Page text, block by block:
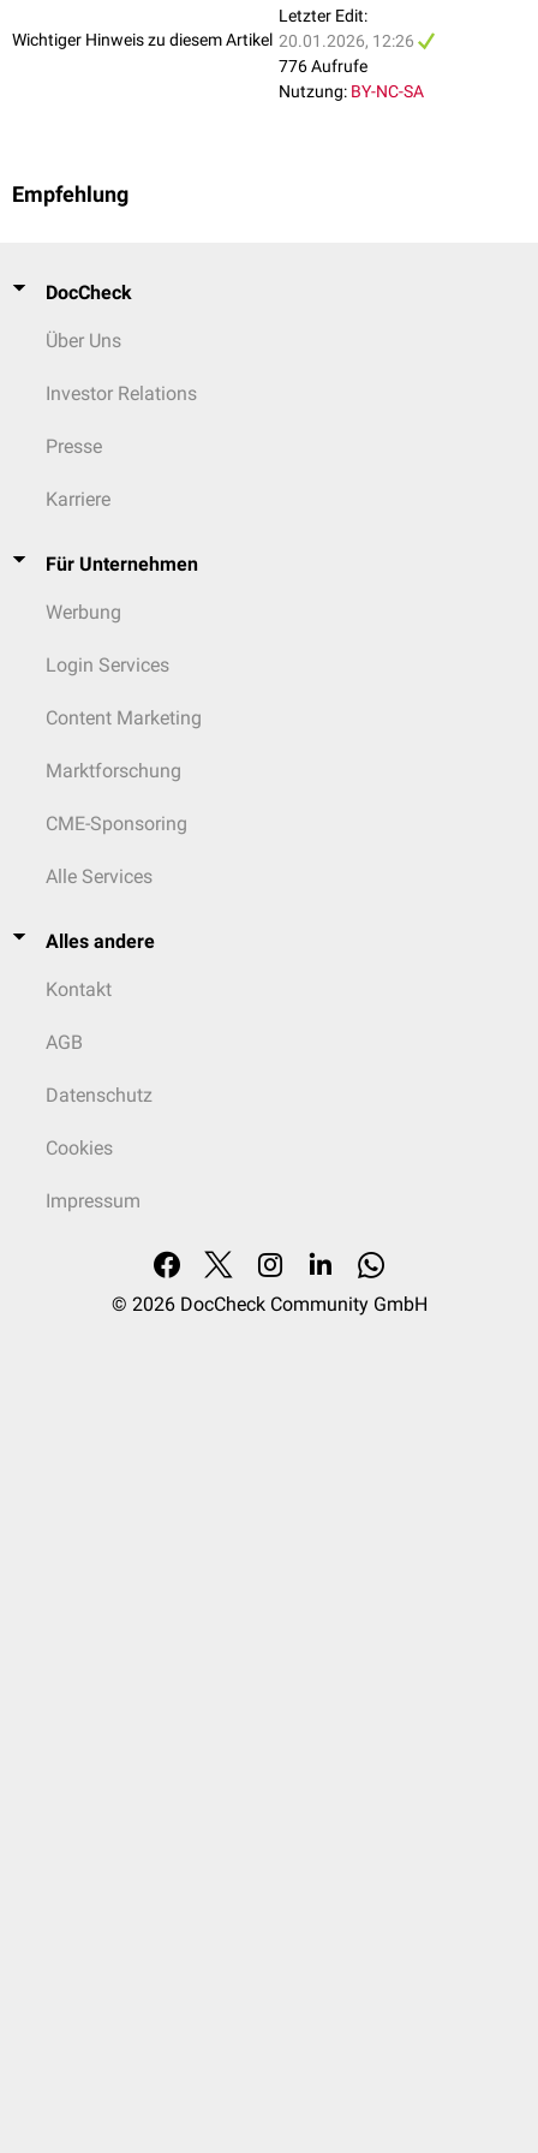
Wichtiger Hinweis zu diesem Artikel
Letzter Edit:
20.01.2026, 12:26
776 Aufrufe
Nutzung: BY-NC-SA
Empfehlung
DocCheck
Über Uns
Investor Relations
Presse
Karriere
Für Unternehmen
Werbung
Login Services
Content Marketing
Marktforschung
CME-Sponsoring
Alle Services
Alles andere
Kontakt
AGB
Datenschutz
Cookies
Impressum
© 2026 DocCheck Community GmbH